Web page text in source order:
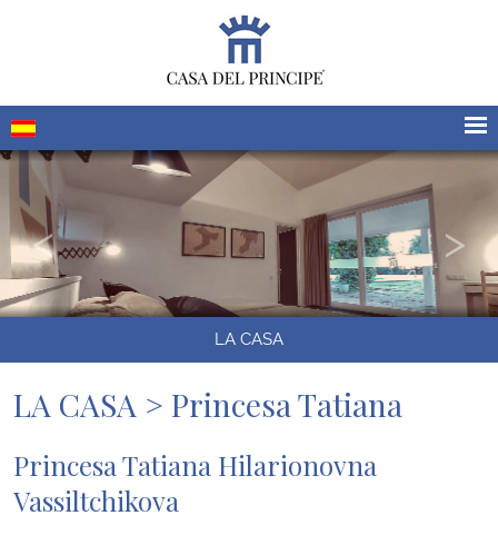
LA CASA
LA CASA > Princesa Tatiana
Princesa Tatiana Hilarionovna
Vassiltchikova